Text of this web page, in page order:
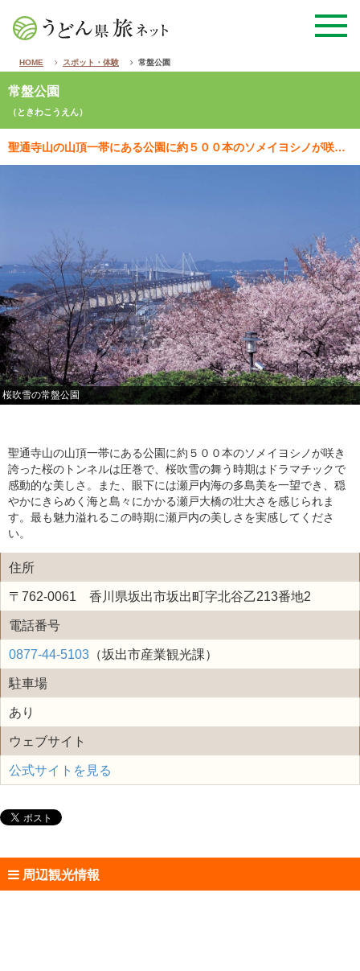
HOME スポット・体験 常盤公園
常盤公園
（ときわこうえん）
聖通寺山の山頂一帯にある公園に約５００本のソメイヨシノが咲き誇った桜のトンネルは圧巻で、桜吹雪の舞う…
桜吹雪の常盤公園
聖通寺山の山頂一帯にある公園に約５００本のソメイヨシノが咲き
誇った桜のトンネルは圧巻で、桜吹雪の舞う時期はドラマチックで
感動的な美しさ。また、眼下には瀬戸内海の多島美を一望でき、穏
やかにきらめく海と島々にかかる瀬戸大橋の壮大さを感じられま
す。最も魅力溢れるこの時期に瀬戸内の美しさを実感してくださ
い。
住所
〒762-0061 香川県坂出市坂出町字北谷乙213番地2
電話番号
0877-44-5103 （坂出市産業観光課）
駐車場
あり
ウェブサイト
公式サイトを見る
周辺観光情報